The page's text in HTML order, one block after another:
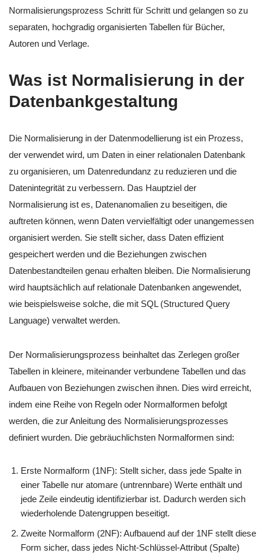
Normalisierungsprozess Schritt für Schritt und gelangen so zu
separaten, hochgradig organisierten Tabellen für Bücher,
Autoren und Verlage.
Was ist Normalisierung in der
Datenbankgestaltung
Die Normalisierung in der Datenmodellierung ist ein Prozess,
der verwendet wird, um Daten in einer relationalen Datenbank
zu organisieren, um Datenredundanz zu reduzieren und die
Datenintegrität zu verbessern. Das Hauptziel der
Normalisierung ist es, Datenanomalien zu beseitigen, die
auftreten können, wenn Daten vervielfältigt oder unangemessen
organisiert werden. Sie stellt sicher, dass Daten effizient
gespeichert werden und die Beziehungen zwischen
Datenbestandteilen genau erhalten bleiben. Die Normalisierung
wird hauptsächlich auf relationale Datenbanken angewendet,
wie beispielsweise solche, die mit SQL (Structured Query
Language) verwaltet werden.
Der Normalisierungsprozess beinhaltet das Zerlegen großer
Tabellen in kleinere, miteinander verbundene Tabellen und das
Aufbauen von Beziehungen zwischen ihnen. Dies wird erreicht,
indem eine Reihe von Regeln oder Normalformen befolgt
werden, die zur Anleitung des Normalisierungsprozesses
definiert wurden. Die gebräuchlichsten Normalformen sind:
Erste Normalform (1NF): Stellt sicher, dass jede Spalte in
einer Tabelle nur atomare (untrennbare) Werte enthält und
jede Zeile eindeutig identifizierbar ist. Dadurch werden sich
wiederholende Datengruppen beseitigt.
Zweite Normalform (2NF): Aufbauend auf der 1NF stellt diese
Form sicher, dass jedes Nicht-Schlüssel-Attribut (Spalte)